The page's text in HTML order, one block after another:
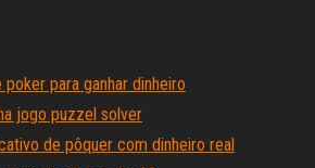
para ganhar dinheiro
jogo puzzel solver
de pôquer com dinheiro real